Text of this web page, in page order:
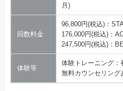
月)
回数料金
96,800円(税込)：
176,000円(税込)：
247,500円(税込)：
体験等
体験トレーニング：
無料カウンセリング